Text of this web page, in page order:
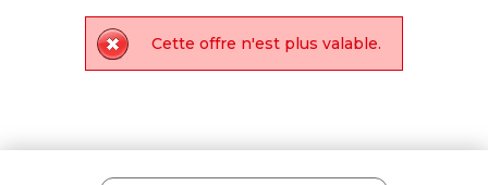
Cette offre n'est plus valable.